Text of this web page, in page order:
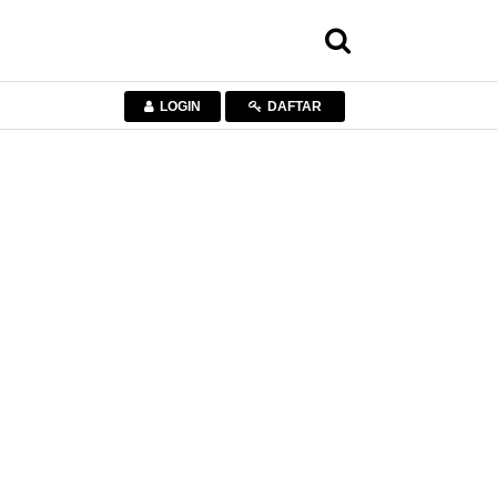
LOGIN DAFTAR